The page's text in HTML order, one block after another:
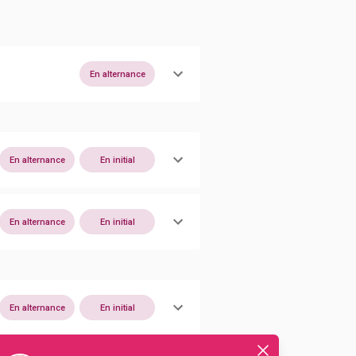
En alternance
En alternance En initial
En alternance En initial
En alternance En initial